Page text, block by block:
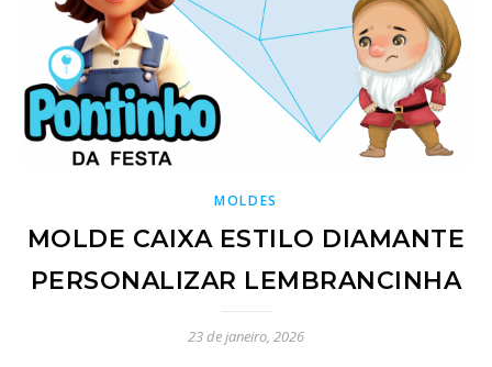
MOLDES
MOLDE CAIXA ESTILO DIAMANTE
PERSONALIZAR LEMBRANCINHA
23 de janeiro, 2026